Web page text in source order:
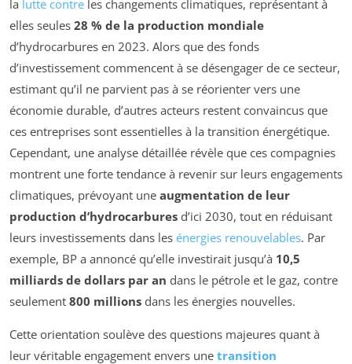
la lutte contre les changements climatiques, représentant à
elles seules 28 % de la production mondiale
d’hydrocarbures en 2023. Alors que des fonds
d’investissement commencent à se désengager de ce secteur,
estimant qu’il ne parvient pas à se réorienter vers une
économie durable, d’autres acteurs restent convaincus que
ces entreprises sont essentielles à la transition énergétique.
Cependant, une analyse détaillée révèle que ces compagnies
montrent une forte tendance à revenir sur leurs engagements
climatiques, prévoyant une augmentation de leur
production d’hydrocarbures d’ici 2030, tout en réduisant
leurs investissements dans les énergies renouvelables. Par
exemple, BP a annoncé qu’elle investirait jusqu’à 10,5
milliards de dollars par an dans le pétrole et le gaz, contre
seulement 800 millions dans les énergies nouvelles.
Cette orientation soulève des questions majeures quant à
leur véritable engagement envers une transition